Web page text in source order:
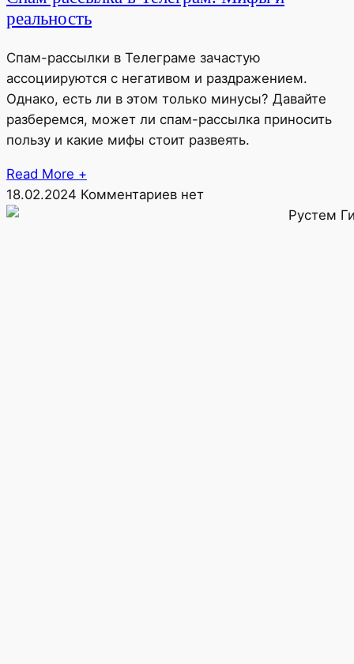
реальность
Спам-рассылки в Телеграме зачастую
ассоциируются с негативом и раздражением.
Однако, есть ли в этом только минусы? Давайте
разберемся, может ли спам-рассылка приносить
пользу и какие мифы стоит развеять.
Read More +
18.02.2024 Комментариев нет